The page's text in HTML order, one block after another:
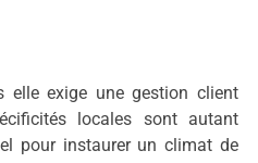
elle exige une gestion client
locales sont autant
pour instaurer un climat de